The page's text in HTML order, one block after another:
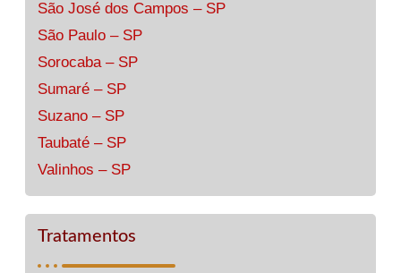
São José dos Campos – SP
São Paulo – SP
Sorocaba – SP
Sumaré – SP
Suzano – SP
Taubaté – SP
Valinhos – SP
Tratamentos